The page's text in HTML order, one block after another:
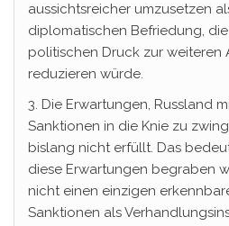
aussichtsreicher umzusetzen
diplomatischen Befriedung,
politischen Druck zur weiteren
reduzieren würde.
3. Die Erwartungen, Russland
Sanktionen in die Knie zu
bislang nicht erfüllt. Das
diese Erwartungen begraben
nicht einen einzigen
Sanktionen als